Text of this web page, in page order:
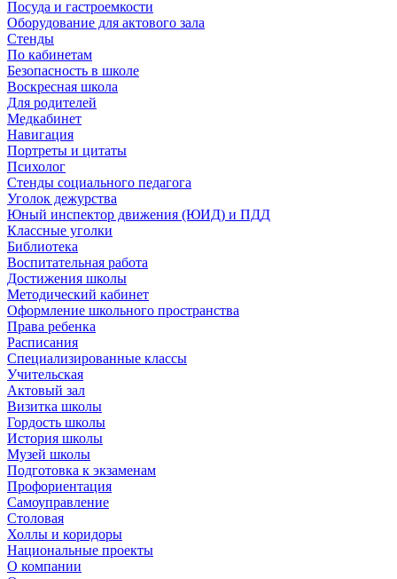
Посуда и гастроемкости
Оборудование для актового зала
Стенды
По кабинетам
Безопасность в школе
Воскресная школа
Для родителей
Медкабинет
Навигация
Портреты и цитаты
Психолог
Стенды социального педагога
Уголок дежурства
Юный инспектор движения (ЮИД) и ПДД
Классные уголки
Библиотека
Воспитательная работа
Достижения школы
Методический кабинет
Оформление школьного пространства
Права ребенка
Расписания
Специализированные классы
Учительская
Актовый зал
Визитка школы
Гордость школы
История школы
Музей школы
Подготовка к экзаменам
Профориентация
Самоуправление
Столовая
Холлы и коридоры
Национальные проекты
О компании